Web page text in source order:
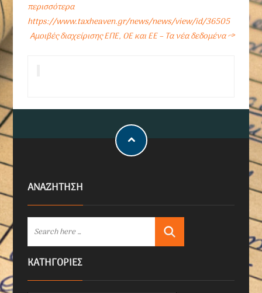
περισσότερα
https://www.taxheaven.gr/news/news/view/id/36505
Αμοιβές διαχείρισης ΕΠΕ, ΟΕ και ΕΕ – Τα νέα δεδομένα→
ΑΝΑΖΗΤΗΣΗ
KΑΤΗΓΟΡΊΕΣ